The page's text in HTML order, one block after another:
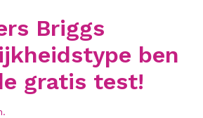
Briggs
ben
gratis test!